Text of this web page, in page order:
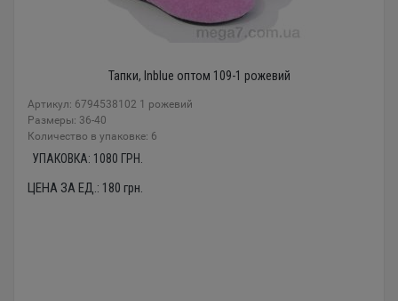
Тапки, Inblue оптом 109-1 рожевий
Артикул: 6794538102 1 рожевий
Размеры: 36-40
Количество в упаковке: 6
УПАКОВКА: 1080 ГРН.
ЦЕНА ЗА ЕД.: 180 грн.